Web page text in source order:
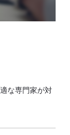
な専門家が対